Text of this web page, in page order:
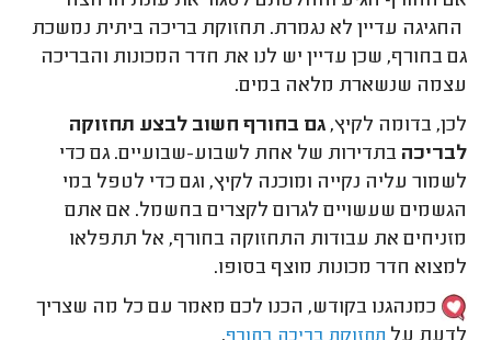
החגיגה עדיין לא נגמרת. תחזוקת בריכה ביתית נמשכת
גם בחורף, שכן עדיין יש לנו את חדר המכונות והבריכה
עצמה שנשארת מלאה במים.
לכן, בדומה לקיץ,גם בחורף חשוב לבצע תחזוקה
לבריכה בתדירות של אחת לשבוע-שבועיים. גם כדי
לשמור עליה נקייה ומוכנה לקיץ, וגם כדי לטפל במי
הגשמים שעשויים לגרום לקצרים בחשמל. אם אתם
מזניחים את עבודות התחזוקה בחורף, אל תתפלאו
למצוא חדר מכונות מוצף בסופו.
כמנהגנו בקודש, הכנו לכם מאמר עם כל מה שצריך